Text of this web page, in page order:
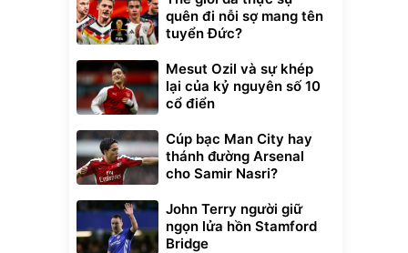
quên đi nỗi sợ mang tên
tuyển Đức?
Mesut Ozil và sự khép
lại của kỷ nguyên số 10
cổ điển
Cúp bạc Man City hay
thánh đường Arsenal
cho Samir Nasri?
John Terry người giữ
ngọn lửa hồn Stamford
Bridge